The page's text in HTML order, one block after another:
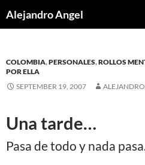
toAlejandro Angel
COLOMBIA,PERSONALES,ROLLOS
POR ELLA
SEPTEMBER 19, 2007
Una tarde…
Pasa de todo y nada